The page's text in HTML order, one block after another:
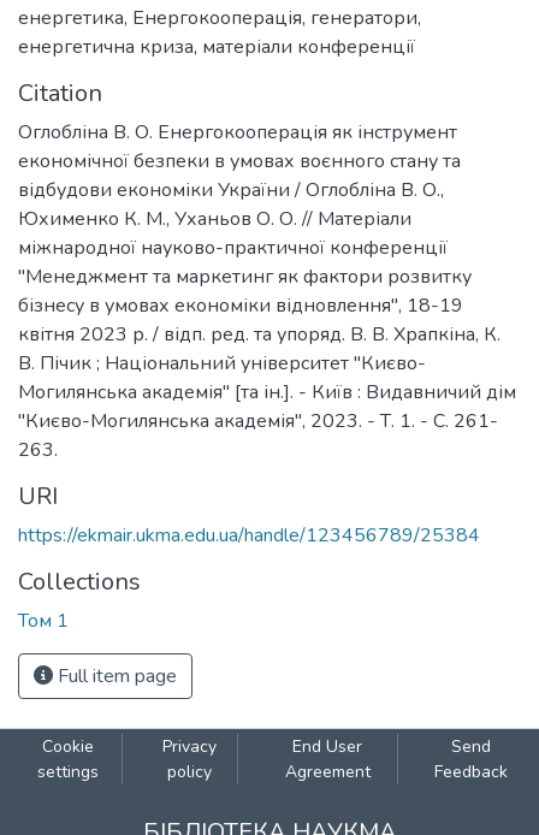
енергетика, Енергокооперація, генератори,
енергетична криза, матеріали конференції
Citation
Оглобліна В. О. Енергокооперація як інструмент
економічної безпеки в умовах воєнного стану та
відбудови економіки України / Оглобліна В. О.,
Юхименко К. М., Уханьов О. О. // Матеріали
міжнародної науково-практичної конференції
"Менеджмент та маркетинг як фактори розвитку
бізнесу в умовах економіки відновлення", 18-19
квітня 2023 р. / відп. ред. та упоряд. В. В. Храпкіна, К.
В. Пічик ; Національний університет "Києво-
Могилянська академія" [та ін.]. - Київ : Видавничий дім
"Києво-Могилянська академія", 2023. - Т. 1. - С. 261-
263.
URI
https://ekmair.ukma.edu.ua/handle/123456789/25384
Collections
Том 1
Full item page
Cookie
settings
Privacy
policy
End User
Agreement
Send
Feedback